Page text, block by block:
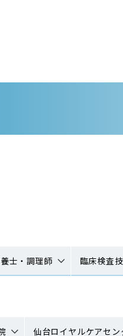
士・調理師 臨床検査
仙台ロイヤルケアセン